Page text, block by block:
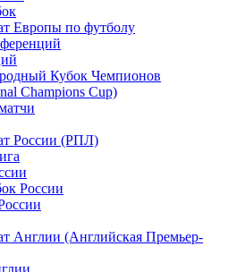
Европы по футболу
Кубок Чемпионов
Champions Cup)
России (РПЛ)
России
Англии (Английская Премьер-